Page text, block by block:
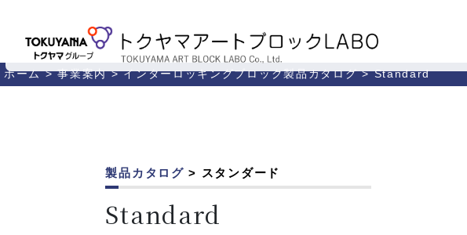
ホーム>事業案内>インターロッキングブロック製品カタログ>Standard
製品カタログ > スタンダード
Standard